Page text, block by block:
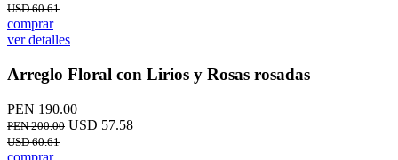
USD 60.61
comprar
ver detalles
Arreglo Floral con Lirios y Rosas rosadas
PEN 190.00
PEN 200.00 USD 57.58
USD 60.61
comprar